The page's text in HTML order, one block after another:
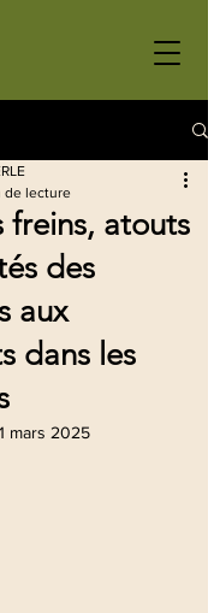
freins, atouts
des
aux
dans les
de lecture
mars 2025
5.